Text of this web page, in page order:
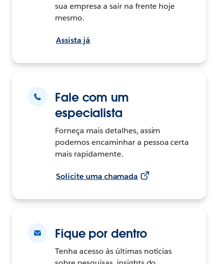
sua empresa a sair na frente hoje
mesmo.
Assista já
Fale com um
especialista
Forneça mais detalhes, assim
podemos encaminhar a pessoa certa
mais rapidamente.
Solicite uma chamada
Fique por dentro
Tenha acesso às últimas notícias